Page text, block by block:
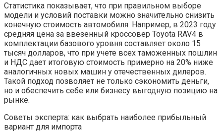
Статистика показывает, что при правильном выборе
модели и условий поставки можно значительно снизить
конечную стоимость автомобиля. Например, в 2023 году
средняя цена за ввезенный кроссовер Toyota RAV4 в
комплектации базового уровня составляет около 15
тысяч долларов, что при учете всех таможенных пошлин
и НДС дает итоговую стоимость примерно на 20% ниже
аналогичных новых машин у отечественных дилеров.
Такой подход позволяет не только сэкономить деньги,
но и обеспечить себе или бизнесу выгодную позицию на
рынке.
Советы эксперта: как выбрать наиболее прибыльный
вариант для импорта